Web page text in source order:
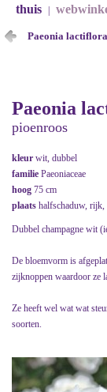
thuis
Paeonia
Paeonia
pioenroos
kleur wit, dubbel
familie Paeoniaceae
hoog 75 cm
plaats halfschaduw,
Dubbel champagne wit
De bloemvorm is
zijknoppen waardoor ze
Ze heeft wel wat wat
soorten.